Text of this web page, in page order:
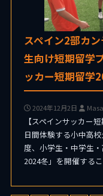
スペイン2部カ
生向け短期留学
ッカー短期留学
2024年12月2日
【スペインサッカー
日間体験する小中高
度、小学生・中学生
2024冬」を開催する